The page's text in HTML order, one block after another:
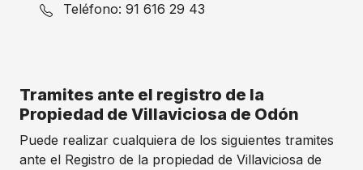
Teléfono: 91 616 29 43
Tramites ante el registro de la
Propiedad de Villaviciosa de Odón
Puede realizar cualquiera de los siguientes tramites
ante el Registro de la propiedad de Villaviciosa de